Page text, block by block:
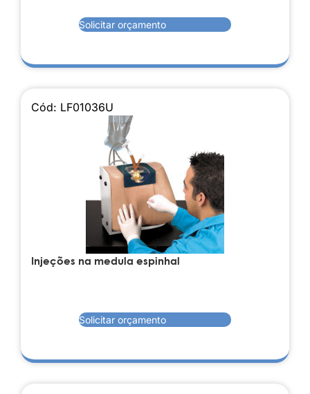
Solicitar orçamento
Cód: LF01036U
Injeções na medula espinhal
Solicitar orçamento